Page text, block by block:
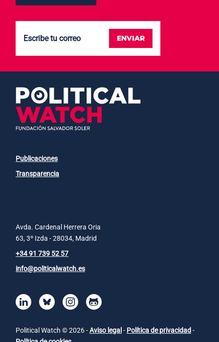
ENVIAR
Publicaciones
Transparencia
Avda. Cardenal Herrera Oria
63, 3º Izda - 28034, Madrid
+34 91 739 52 57
info@politicalwatch.es
Political Watch © 2026 -Aviso legal - Política de privacidad-